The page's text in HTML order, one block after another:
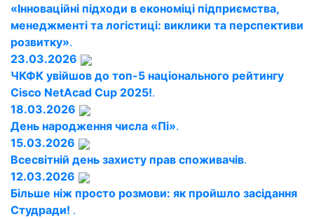
«Інноваційні підходи в економіці підприємства,
менеджменті та логістиці: виклики та перспективи
розвитку».
23.03.2026
ЧКФК увійшов до топ-5 національного рейтингу
Cisco NetAcad Cup 2025!.
18.03.2026
День народження числа «Пі».
15.03.2026
Всесвітній день захисту прав споживачів.
12.03.2026
Більше ніж просто розмови: як пройшло засідання
Студради! .